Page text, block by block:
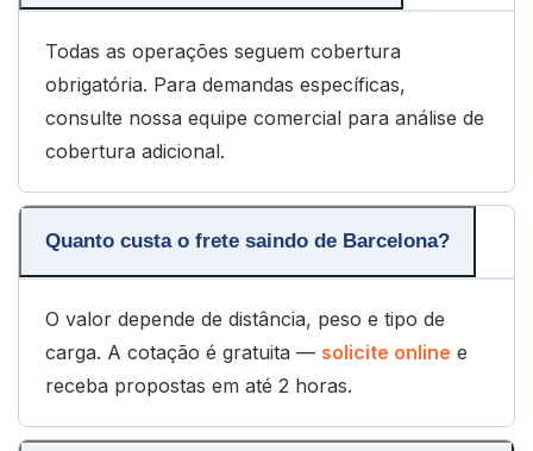
Todas as operações seguem cobertura
obrigatória. Para demandas específicas,
consulte nossa equipe comercial para análise de
cobertura adicional.
Quanto custa o frete saindo de Barcelona?
O valor depende de distância, peso e tipo de
carga. A cotação é gratuita — solicite online e
receba propostas em até 2 horas.